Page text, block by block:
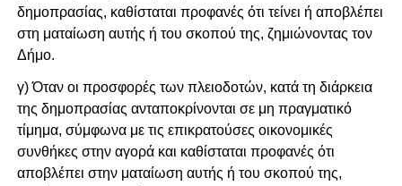
δημοπρασίας, καθίσταται προφανές ότι τείνει ή αποβλέπει
στη ματαίωση αυτής ή του σκοπού της, ζημιώνοντας τον
Δήμο.
γ) Όταν οι προσφορές των πλειοδοτών, κατά τη διάρκεια
της δημοπρασίας ανταποκρίνονται σε μη πραγματικό
τίμημα, σύμφωνα με τις επικρατούσες οικονομικές
συνθήκες στην αγορά και καθίσταται προφανές ότι
αποβλέπει στην ματαίωση αυτής ή του σκοπού της,